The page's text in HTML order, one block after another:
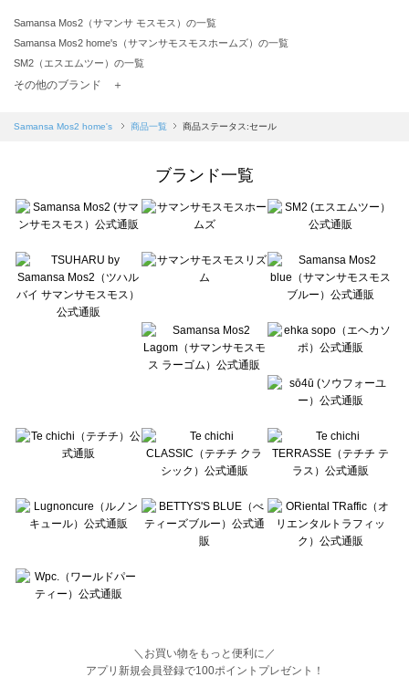
Samansa Mos2（サマンサ モスモス）の一覧
Samansa Mos2 home's（サマンサモスモスホームズ）の一覧
SM2（エスエムツー）の一覧
TSUHARU by Samansa Mos2（ツハルバイサマンサモスモス）の一覧
Samansa Mos2 blue（サマンサモスモス ブルー）の一覧
Te chichi（テチチ）の一覧
Te chichi CLASSIC（テチチ クラシック）の一覧
Lugnoncure（ルノンキュール）の一覧
BETTY'S BLUE（べティーズブルー）の一覧
Wpc.（ワールドパーティー）の一覧
その他のブランド ＋
Samansa Mos2 home's 商品一覧 商品ステータス:セール
ブランド一覧
＼お買い物をもっと便利に／
アプリ新規会員登録で100ポイントプレゼント！